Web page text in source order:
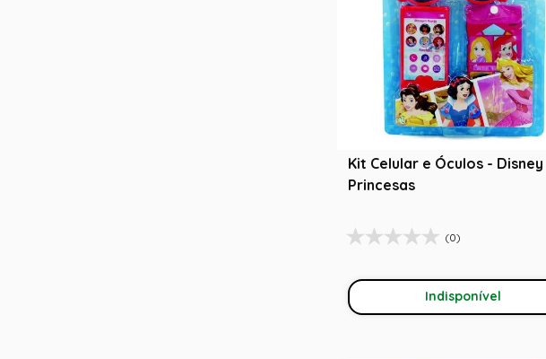
Kit Celular e Óculos - Disney
Princesas
(0)
Indisponível